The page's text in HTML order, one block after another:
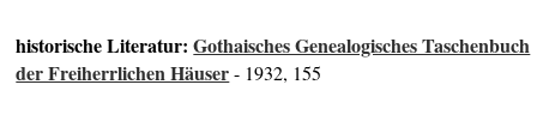
historische Literatur:Gothaisches Genealogisches Taschenbuch
der Freiherrlichen Häuser- 1932, 155